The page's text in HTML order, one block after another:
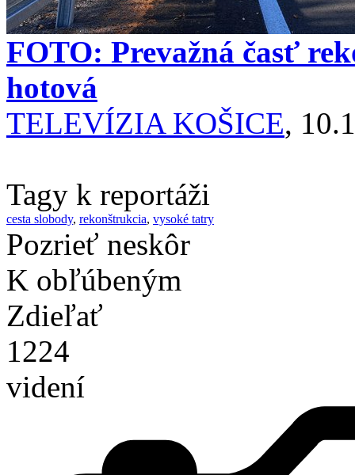
FOTO: Prevažná časť
hotová
TELEVÍZIA KOŠICE,
Tagy k reportáži
cesta slobody, rekonštrukcia, vysoké tatry
Pozrieť neskôr
K obľúbeným
Zdieľať
1224
videní